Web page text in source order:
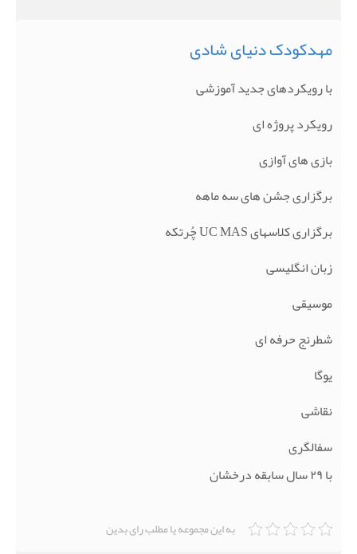
مهدکودک دنیای شادی
با رویکردهای جدید آموزشی
رویکرد پروژه ای
بازی های آوازی
برگزاری جشن های سه ماهه
برگزاری کلاسهای UC MAS چُرتکه
زبان انگلیسی
موسیقی
شطرنج حرفه ای
یوگا
نقاشی
سفالگری
با ۲۹ سال سابقه درخشان
به این مجموعه یا مطلب رای بدین